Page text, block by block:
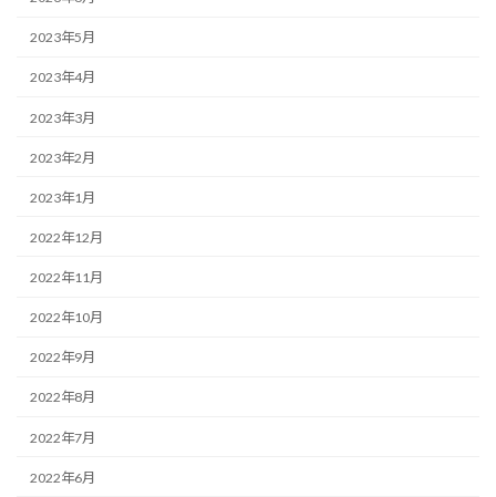
2023年5月
2023年4月
2023年3月
2023年2月
2023年1月
2022年12月
2022年11月
2022年10月
2022年9月
2022年8月
2022年7月
2022年6月